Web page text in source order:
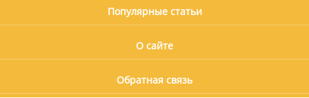
Популярные статьи
О сайте
Обратная связь